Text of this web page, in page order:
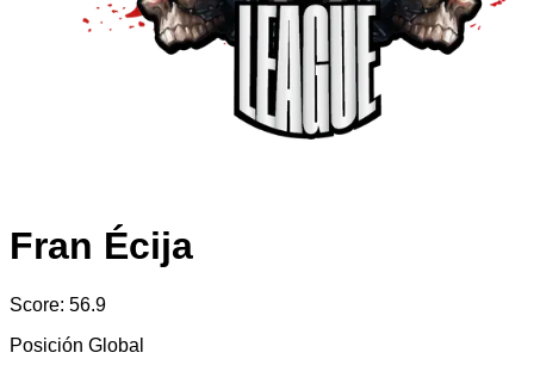
Fran Écija
Score: 56.9
Posición Global